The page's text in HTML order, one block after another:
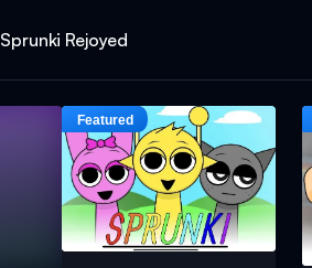
Sprunki Rejoyed